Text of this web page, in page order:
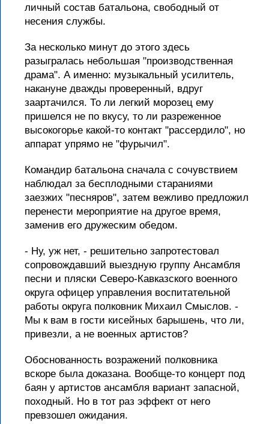
личный состав батальона, свободный от
несения службы.
За несколько минут до этого здесь
разыгралась небольшая "производственная
драма". А именно: музыкальный усилитель,
накануне дважды проверенный, вдруг
заартачился. То ли легкий морозец ему
пришелся не по вкусу, то ли разреженное
высокогорье какой-то контакт "рассердило", но
аппарат упрямо не "фурычил".
Командир батальона сначала с сочувствием
наблюдал за бесплодными стараниями
заезжих "песняров", затем вежливо предложил
перенести мероприятие на другое время,
заменив его дружеским обедом.
- Ну, уж нет, - решительно запротестовал
сопровождавший выездную группу Ансамбля
песни и пляски Северо-Кавказского военного
округа офицер управления воспитательной
работы округа полковник Михаил Смыслов. -
Мы к вам в гости кисейных барышень, что ли,
привезли, а не военных артистов?
Обоснованность возражений полковника
вскоре была доказана. Вообще-то концерт под
баян у артистов ансамбля вариант запасной,
походный. Но в тот раз эффект от него
превзошел ожидания.